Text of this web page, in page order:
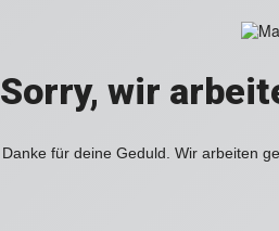
Sorry, wir
Danke für deine Geduld. Wir arbeiten